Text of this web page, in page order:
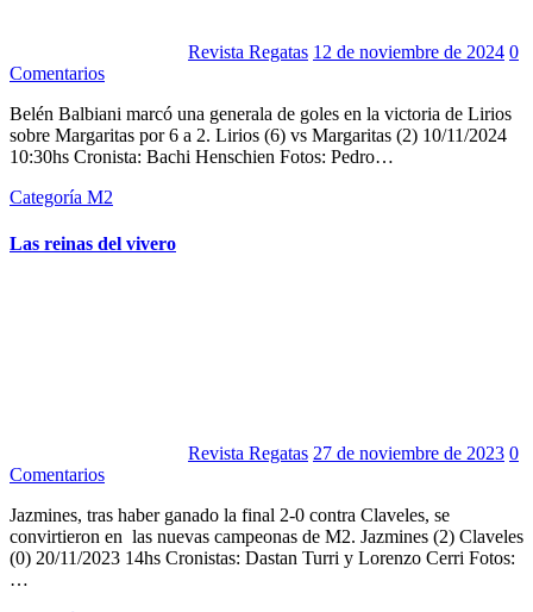
Revista Regatas 12 de noviembre de 2024 0
Comentarios
Belén Balbiani marcó una generala de goles en la victoria de Lirios
sobre Margaritas por 6 a 2. Lirios (6) vs Margaritas (2) 10/11/2024
10:30hs Cronista: Bachi Henschien Fotos: Pedro…
Categoría M2
Las reinas del vivero
Revista Regatas 27 de noviembre de 2023 0
Comentarios
Jazmines, tras haber ganado la final 2-0 contra Claveles, se
convirtieron en las nuevas campeonas de M2. Jazmines (2) Claveles
(0) 20/11/2023 14hs Cronistas: Dastan Turri y Lorenzo Cerri Fotos:
…